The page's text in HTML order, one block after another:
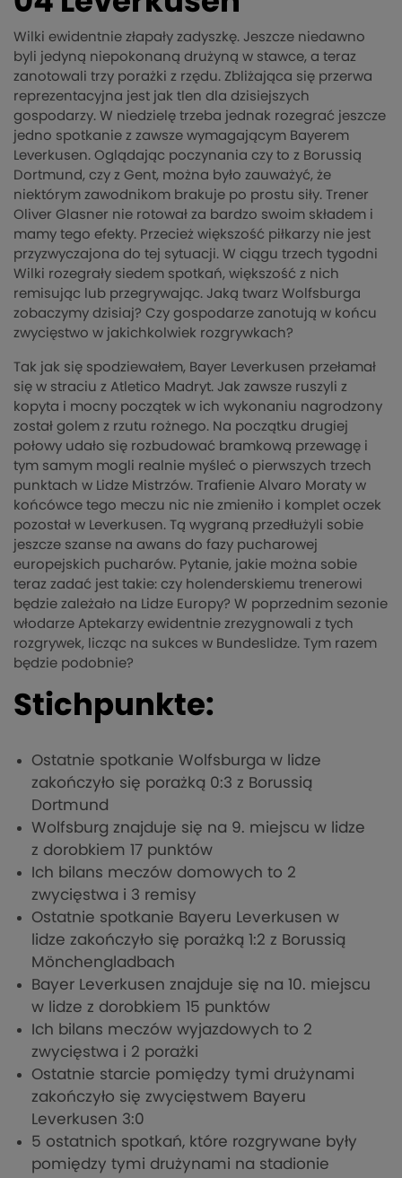
Wilki ewidentnie złapały zadyszkę. Jeszcze niedawno
byli jedyną niepokonaną drużyną w stawce, a teraz
zanotowali trzy porażki z rzędu. Zbliżająca się przerwa
reprezentacyjna jest jak tlen dla dzisiejszych
gospodarzy. W niedzielę trzeba jednak rozegrać jeszcze
jedno spotkanie z zawsze wymagającym Bayerem
Leverkusen. Oglądając poczynania czy to z Borussią
Dortmund, czy z Gent, można było zauważyć, że
niektórym zawodnikom brakuje po prostu siły. Trener
Oliver Glasner nie rotował za bardzo swoim składem i
mamy tego efekty. Przecież większość piłkarzy nie jest
przyzwyczajona do tej sytuacji. W ciągu trzech tygodni
Wilki rozegrały siedem spotkań, większość z nich
remisując lub przegrywając. Jaką twarz Wolfsburga
zobaczymy dzisiaj? Czy gospodarze zanotują w końcu
zwycięstwo w jakichkolwiek rozgrywkach?
Tak jak się spodziewałem, Bayer Leverkusen przełamał
się w straciu z Atletico Madryt. Jak zawsze ruszyli z
kopyta i mocny początek w ich wykonaniu nagrodzony
został golem z rzutu rożnego. Na początku drugiej
połowy udało się rozbudować bramkową przewagę i
tym samym mogli realnie myśleć o pierwszych trzech
punktach w Lidze Mistrzów. Trafienie Alvaro Moraty w
końcówce tego meczu nic nie zmieniło i komplet oczek
pozostał w Leverkusen. Tą wygraną przedłużyli sobie
jeszcze szanse na awans do fazy pucharowej
europejskich pucharów. Pytanie, jakie można sobie
teraz zadać jest takie: czy holenderskiemu trenerowi
będzie zależało na Lidze Europy? W poprzednim sezonie
włodarze Aptekarzy ewidentnie zrezygnowali z tych
rozgrywek, licząc na sukces w Bundeslidze. Tym razem
będzie podobnie?
Stichpunkte:
Ostatnie spotkanie Wolfsburga w lidze
zakończyło się porażką 0:3 z Borussią
Dortmund
Wolfsburg znajduje się na 9. miejscu w lidze
z dorobkiem 17 punktów
Ich bilans meczów domowych to 2
zwycięstwa i 3 remisy
Ostatnie spotkanie Bayeru Leverkusen w
lidze zakończyło się porażką 1:2 z Borussią
Mönchengladbach
Bayer Leverkusen znajduje się na 10. miejscu
w lidze z dorobkiem 15 punktów
Ich bilans meczów wyjazdowych to 2
zwycięstwa i 2 porażki
Ostatnie starcie pomiędzy tymi drużynami
zakończyło się zwycięstwem Bayeru
Leverkusen 3:0
5 ostatnich spotkań, które rozgrywane były
pomiędzy tymi drużynami na stadionie